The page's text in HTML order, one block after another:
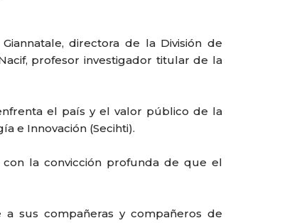
directora de la División de
profesor investigador titular de la
el país y el valor público de la
e Innovación (Secihti).
la convicción profunda de que el
sus compañeras y compañeros de